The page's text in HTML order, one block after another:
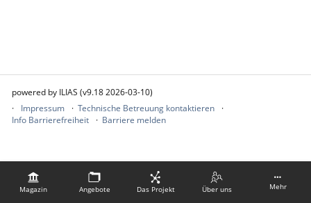
Magazin Angebote Das Projekt Über uns Mehr
powered by ILIAS (v9.18 2026-03-10)
Impressum
Technische Betreuung kontaktieren
Info Barrierefreiheit
Barriere melden